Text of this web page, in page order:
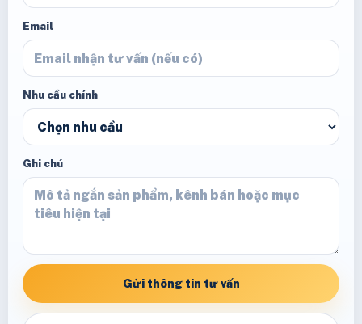
Email
Nhu cầu chính
Ghi chú
Gửi thông tin tư vấn